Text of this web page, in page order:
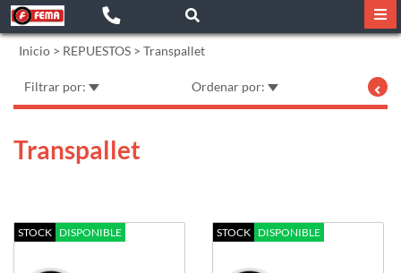
Inicio > REPUESTOS > Transpallet
Filtrar por: Ordenar por:
Transpallet
STOCK DISPONIBLE STOCK DISPONIBLE